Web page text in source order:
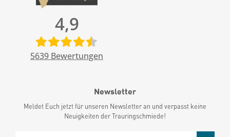
4,9
5639 Bewertungen
Newsletter
Meldet Euch jetzt für unseren Newsletter an und verpasst keine
Neuigkeiten der Trauringschmiede!